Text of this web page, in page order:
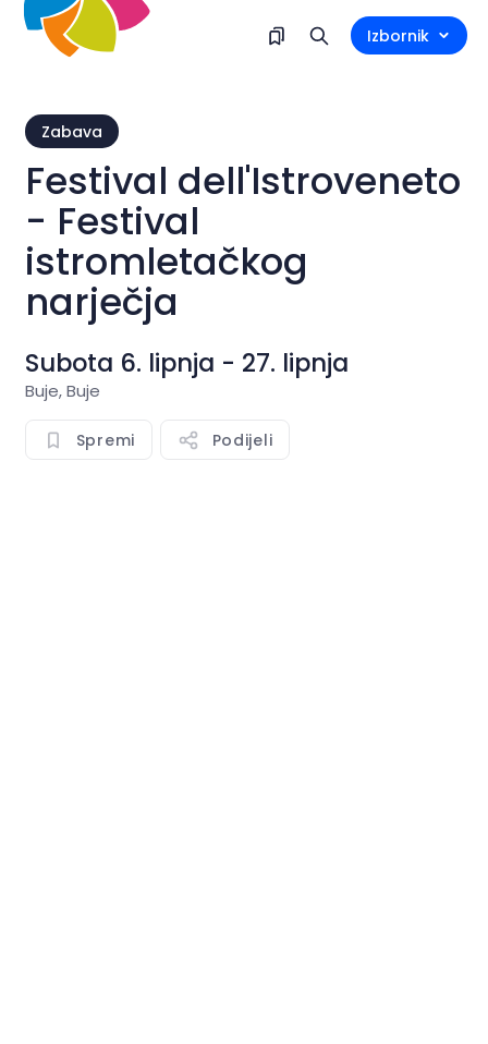
Izbornik
Zabava
Festival dell'Istroveneto
- Festival
istromletačkog
narječja
Subota 6. lipnja - 27. lipnja
Buje, Buje
Spremi Podijeli